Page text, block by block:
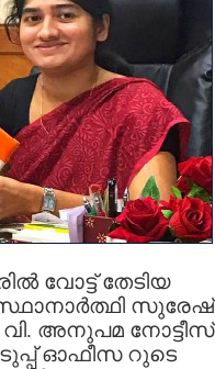
വോട്ട് തേടിയ
സുരേഷ്
വി. അനുപമ നോട്ടീസ്
ഓഫീസ റുടെ